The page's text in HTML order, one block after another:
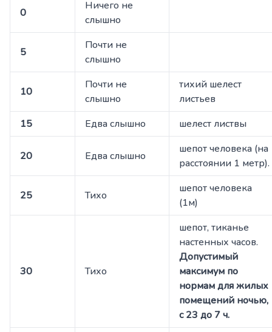
0
Ничего не
слышно
5
Почти не
слышно
10
Почти не
слышно
тихий шелест
листьев
15
Едва слышно шелест листвы
20 Едва слышно
шепот человека (на
расстоянии 1 метр).
25 Тихо
шепот человека
(1м)
30 Тихо
шепот, тиканье
настенных часов.
Допустимый
максимум по
нормам для жилых
помещений ночью,
с 23 до 7 ч.